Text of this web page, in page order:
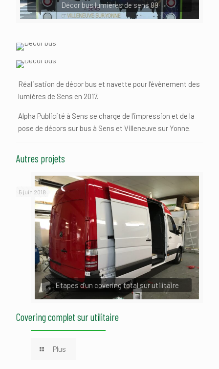
Décor bus lumières de sens 89
Réalisation de décor bus et navette pour l’évènement des
lumières de Sens en 2017.
Alpha Publicité à Sens se charge de l’impression et de la
pose de décors sur bus à Sens et Villeneuve sur Yonne.
Autres projets
Etapes d'un covering total sur utilitaire
5 juin 2018
Covering complet sur utilitaire
Plus